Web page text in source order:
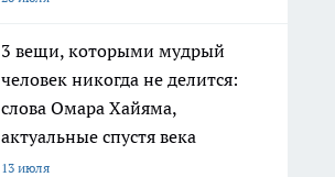
3 вещи, которыми мудрый
человек никогда не делится:
слова Омара Хайяма,
актуальные спустя века
13 июля